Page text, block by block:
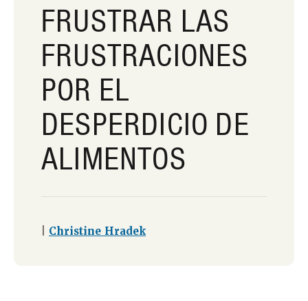
FRUSTRAR LAS
FRUSTRACIONES
POR EL
DESPERDICIO DE
ALIMENTOS
Christine Hradek